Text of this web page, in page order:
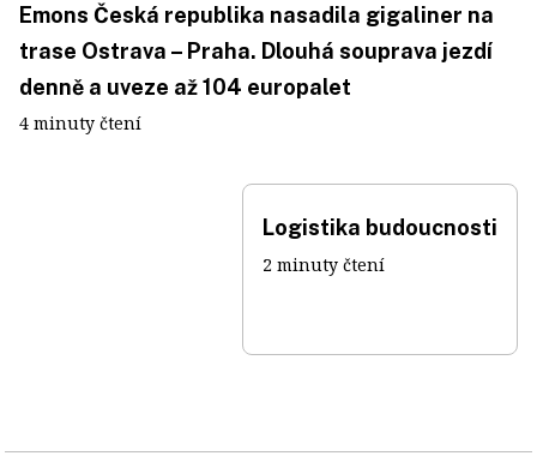
Emons Česká republika nasadila gigaliner na
trase Ostrava – Praha. Dlouhá souprava jezdí
denně a uveze až 104 europalet
4 minuty čtení
Logistika budoucnosti
2 minuty čtení